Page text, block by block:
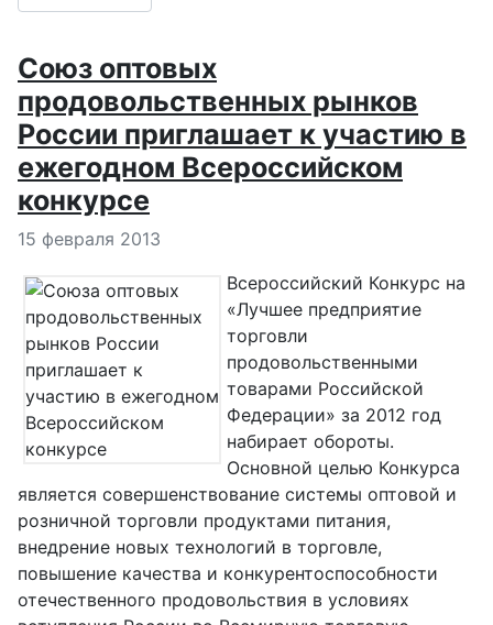
Союз оптовых
продовольственных рынков
России приглашает к участию в
ежегодном Всероссийском
конкурсе
Информация о материале
15 февраля 2013
Всероссийский Конкурс на
«Лучшее предприятие
торговли
продовольственными
товарами Российской
Федерации» за 2012 год
набирает обороты.
Основной целью Конкурса
является совершенствование системы оптовой и
розничной торговли продуктами питания,
внедрение новых технологий в торговле,
повышение качества и конкурентоспособности
отечественного продовольствия в условиях